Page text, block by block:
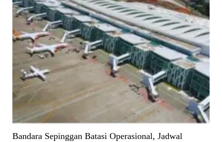
Bandara Sepinggan Batasi Operasional, Jadwal